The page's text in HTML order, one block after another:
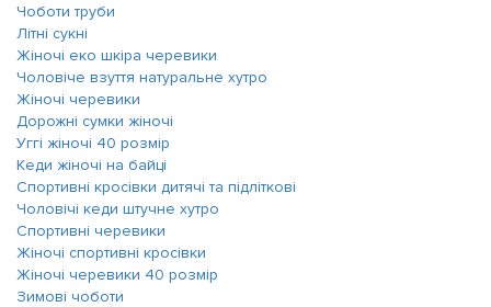
Чоботи труби
Літні сукні
Жіночі еко шкіра черевики
Чоловіче взуття натуральне хутро
Жіночі черевики
Дорожні сумки жіночі
Уггі жіночі 40 розмір
Кеди жіночі на байці
Спортивні кросівки дитячі та підліткові
Чоловічі кеди штучне хутро
Спортивні черевики
Жіночі спортивні кросівки
Жіночі черевики 40 розмір
Зимові чоботи